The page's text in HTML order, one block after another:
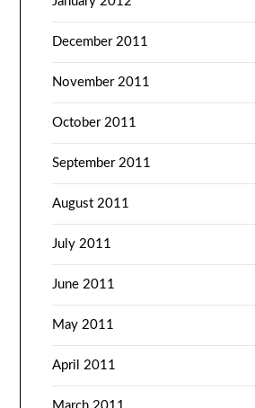
December 2011
November 2011
October 2011
September 2011
August 2011
July 2011
June 2011
May 2011
April 2011